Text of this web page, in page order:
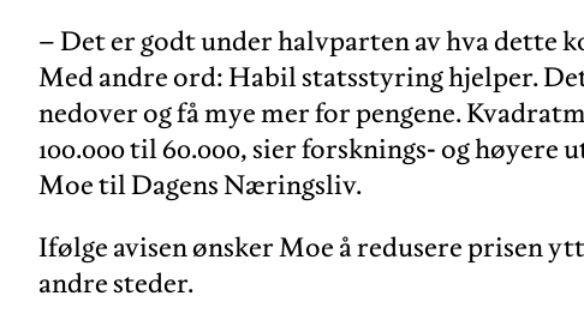
– Det er godt under halvparten av hva dette
Med andre ord: Habil statsstyring hjelper.
nedover og få mye mer for pengene.
100.000 til 60.000, sier forsknings- og
Moe til Dagens Næringsliv.
Ifølge avisen ønsker Moe å redusere prisen
andre steder.